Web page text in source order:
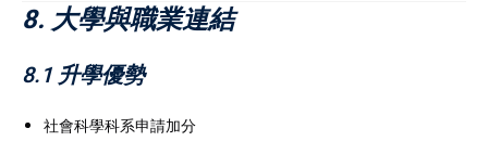
8. 大學與職業連結
8.1 升學優勢
社會科學科系申請加分